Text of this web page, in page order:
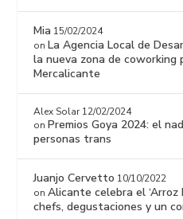
Mia 15/02/2024
on La Agencia Local de
la nueva zona de coworking
Mercalicante
Alex Solar 12/02/2024
on Premios Goya 2024: el
personas trans
Juanjo Cervetto 10/10/2022
onAlicante celebra el ‘Arroz
chefs, degustaciones y un